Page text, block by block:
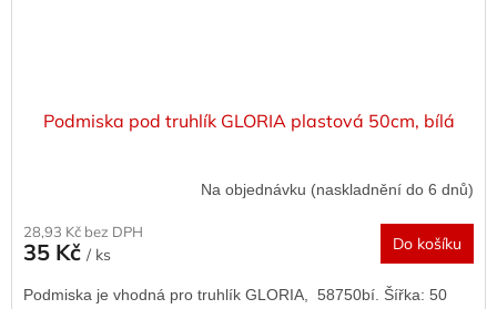
Podmiska pod truhlík GLORIA plastová 50cm, bílá
Na objednávku (naskladnění do 6 dnů)
28,93 Kč bez DPH
35 Kč / ks
Do košíku
Podmiska je vhodná pro truhlík GLORIA, 58750bí. Šířka: 50